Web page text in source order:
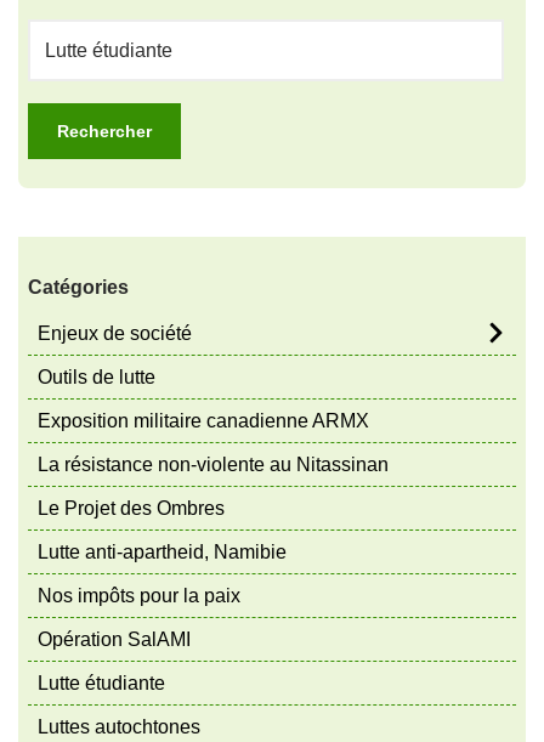
Catégories
Enjeux de société
Outils de lutte
Exposition militaire canadienne ARMX
La résistance non-violente au Nitassinan
Le Projet des Ombres
Lutte anti-apartheid, Namibie
Nos impôts pour la paix
Opération SalAMI
Lutte étudiante
Luttes autochtones